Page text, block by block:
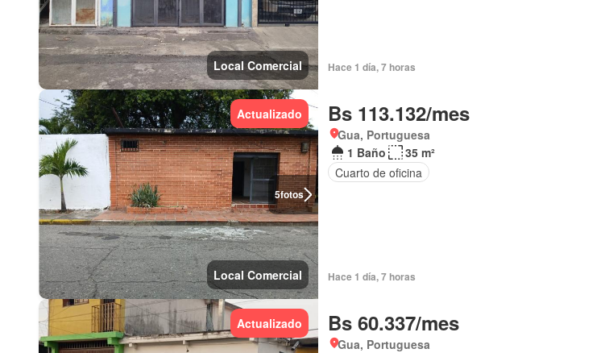
Local Comercial Hace 1 día, 7 horas
5fotos
Actualizado
Local Comercial
Bs 113.132/mes
Gua, Portuguesa
1 Baño
35 m²
Cuarto de oficina
Hace 1 día, 7 horas
Actualizado Bs 60.337/mes
Gua, Portuguesa